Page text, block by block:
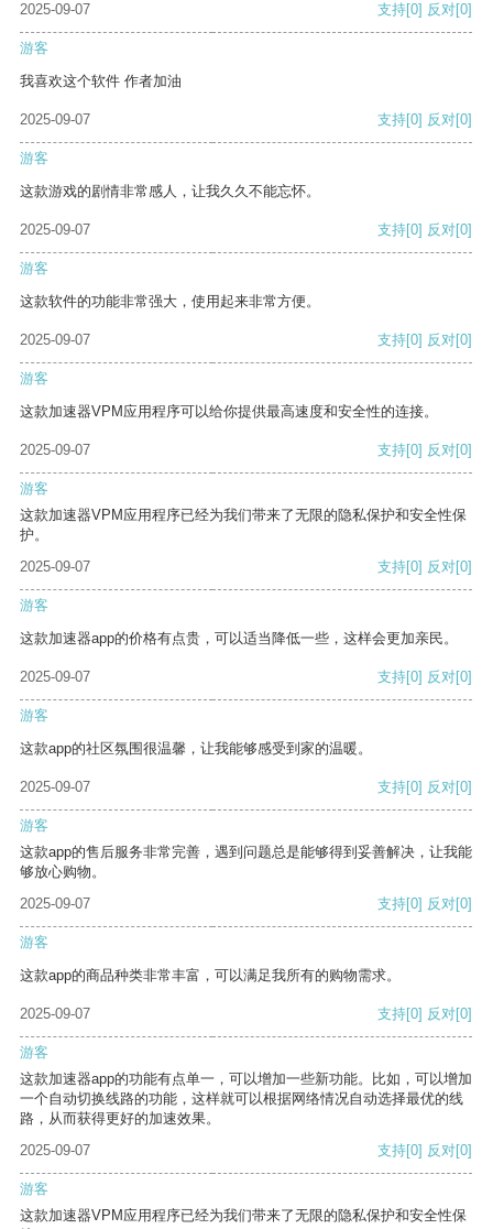
2025-09-07
支持[0] 反对[0]
游客
我喜欢这个软件 作者加油
2025-09-07 支持[0] 反对[0]
游客
这款游戏的剧情非常感人，让我久久不能忘怀。
2025-09-07 支持[0] 反对[0]
游客
这款软件的功能非常强大，使用起来非常方便。
2025-09-07 支持[0] 反对[0]
游客
这款加速器VPM应用程序可以给你提供最高速度和安全性的连接。
2025-09-07 支持[0] 反对[0]
游客
这款加速器VPM应用程序已经为我们带来了无限的隐私保护和安全性保
护。
2025-09-07
支持[0] 反对[0]
游客
这款加速器app的价格有点贵，可以适当降低一些，这样会更加亲民。
2025-09-07 支持[0] 反对[0]
游客
这款app的社区氛围很温馨，让我能够感受到家的温暖。
2025-09-07 支持[0] 反对[0]
游客
这款app的售后服务非常完善，遇到问题总是能够得到妥善解决，让我能
够放心购物。
2025-09-07
支持[0] 反对[0]
游客
这款app的商品种类非常丰富，可以满足我所有的购物需求。
2025-09-07 支持[0] 反对[0]
游客
这款加速器app的功能有点单一，可以增加一些新功能。比如，可以增加
一个自动切换线路的功能，这样就可以根据网络情况自动选择最优的线
路，从而获得更好的加速效果。
2025-09-07
支持[0] 反对[0]
游客
这款加速器VPM应用程序已经为我们带来了无限的隐私保护和安全性保